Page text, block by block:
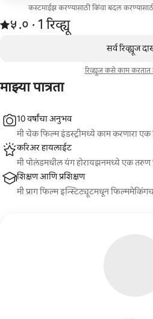
कस्टमाईझ करण्यासाठी किंवा बदल
1 रिव्ह्यूमधून 5 पैकी ५.० स्टार रेटिंग आहे
५.०
,
· 1 रिव्ह्यू
सर्व रिव्ह्यूज
रिव्ह्यूज कसे काम करतात
माझ्या पात्रता
10 वर्षांचा अनुभव
मी चेक फिल्म इंडस्ट्रीमध्ये काम करणारा एक
करिअर हायलाईट
मी पोलंडमधील यंग होरायझनमध्ये एक तरुण
शिक्षण आणि प्रशिक्षण
मी प्राग फिल्म इन्स्टिट्यूटमधून